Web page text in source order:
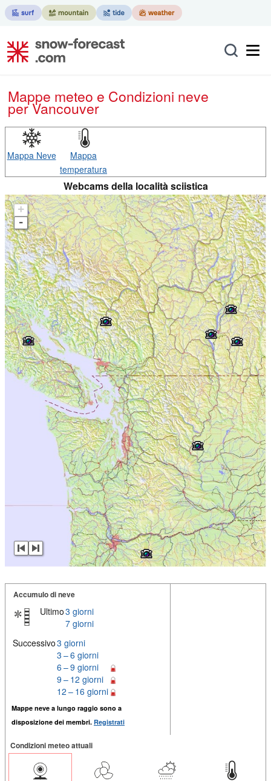
Mappe meteo e Condizioni neve
per Vancouver
Mappa Neve
Mappa
temperatura
Webcams della località sciistica
+
-
Accumulo di neve
Ultimo3 giorni
7 giorni
Successivo3 giorni
3 – 6 giorni
6 – 9 giorni
9 – 12 giorni
12 – 16 giorni
Mappe neve a lungo raggio sono a
disposizione dei membri. Registrati
Condizioni meteo attuali